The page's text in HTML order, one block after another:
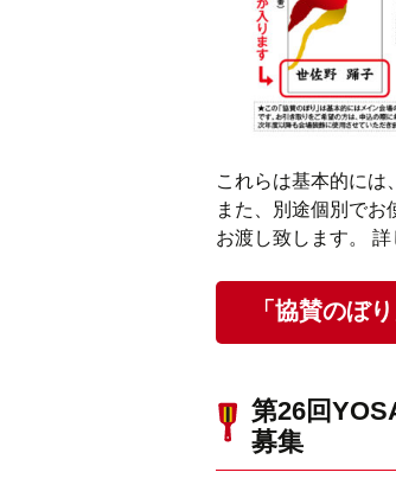
これらは基本的には
また、別途個別で
お渡し致します。 詳
「協賛のぼ
第26回
募集